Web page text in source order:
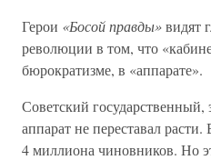
Герои «Босой правды»видят
революции в том, что
бюрократизме, в «аппарате».
Советский
аппарат не переставал
4 миллиона чиновников. Но